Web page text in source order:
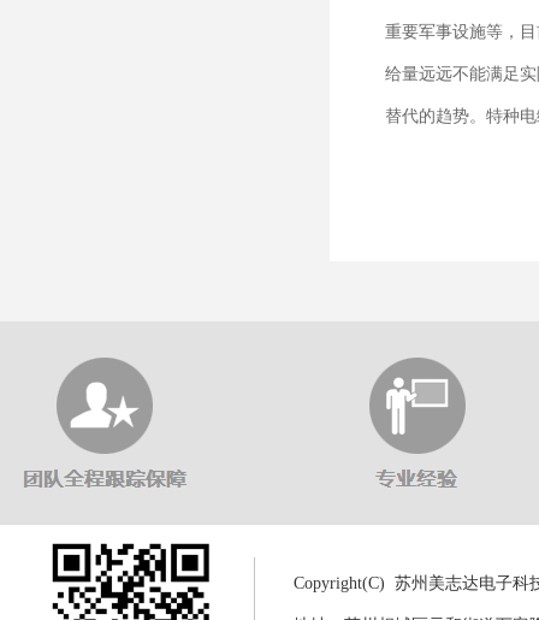
重要军事设施等，
给量远远不能满足
替代的趋势。特种
Copyright(C) 苏州美志达电子科